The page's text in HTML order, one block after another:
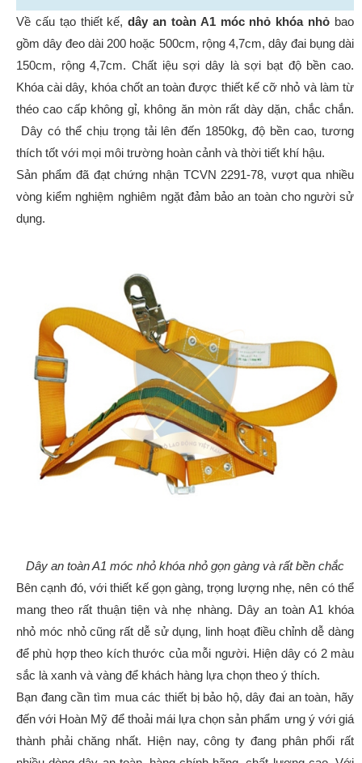
Về cấu tạo thiết kế,dây an toàn A1 móc nhỏ khóa nhỏ bao
gồm dây đeo dài 200 hoặc 500cm, rộng 4,7cm, dây đai bụng dài
150cm, rộng 4,7cm. Chất iệu sợi dây là sợi bạt độ bền cao.
Khóa cài dây, khóa chốt an toàn được thiết kế cỡ nhỏ và làm từ
théo cao cấp không gỉ, không ăn mòn rất dày dặn, chắc chắn.
Dây có thể chịu trọng tải lên đến 1850kg, độ bền cao, tương
thích tốt với mọi môi trường hoàn cảnh và thời tiết khí hậu.
Sản phẩm đã đạt chứng nhận TCVN 2291-78, vượt qua nhiều
vòng kiểm nghiệm nghiêm ngặt đảm bảo an toàn cho người sử
dụng.
Dây an toàn A1 móc nhỏ khóa nhỏ gọn gàng và rất bền chắc
Bên cạnh đó, với thiết kế gọn gàng, trọng lượng nhẹ, nên có thể
mang theo rất thuận tiện và nhẹ nhàng. Dây an toàn A1 khóa
nhỏ móc nhỏ cũng rất dễ sử dụng, linh hoạt điều chỉnh dễ dàng
để phù hợp theo kích thước của mỗi người. Hiện dây có 2 màu
sắc là xanh và vàng để khách hàng lựa chọn theo ý thích.
Bạn đang cần tìm mua các thiết bị bảo hộ, dây đai an toàn, hãy
đến với Hoàn Mỹ để thoải mái lựa chọn sản phẩm ưng ý với giá
thành phải chăng nhất. Hiện nay, công ty đang phân phối rất